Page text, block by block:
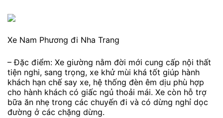
Xe Nam Phương đi Nha Trang
– Đặc điểm: Xe giường nằm đời mới cung cấp nội thất
tiện nghi, sang trọng, xe khử mùi khá tốt giúp hành
khách hạn chế say xe, hệ thống đèn êm dịu phù hợp
cho hành khách có giấc ngủ thoải mái. Xe còn hỗ trợ
bữa ăn nhẹ trong các chuyến đi và có dừng nghỉ dọc
đường ở các chặng dừng.